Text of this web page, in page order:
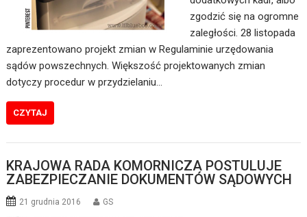
zgodzić się na ogromne
zaległości. 28 listopada
zaprezentowano projekt zmian w Regulaminie urzędowania
sądów powszechnych. Większość projektowanych zmian
dotyczy procedur w przydzielaniu…
CZYTAJ
KRAJOWA RADA KOMORNICZA POSTULUJE
ZABEZPIECZANIE DOKUMENTÓW SĄDOWYCH
21 grudnia 2016 GS